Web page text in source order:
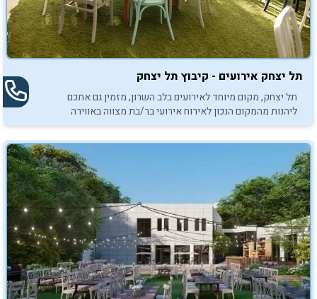
תל יצחק אירועים - קיבוץ תל יצחק
תל יצחק, מקום מיוחד לאירועים בלב השרון, מזמין גם אתכם
ליהנות מהמקום הנכון לאירוח אירועי בר/בת מצווה באווירה
פסטורלית, אלגנטית ומפנקת.